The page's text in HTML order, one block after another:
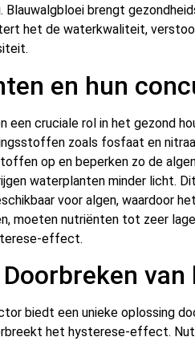
Blauwalgbloei brengt
het de waterkwaliteit,
en hun
een cruciale rol in het gezond
zoals fosfaat en
op en beperken zo de
waterplanten minder licht.
voor algen, waardoor
moeten nutriënten tot zeer
effect.
biedt een unieke oplossing
het hysterese-effect.